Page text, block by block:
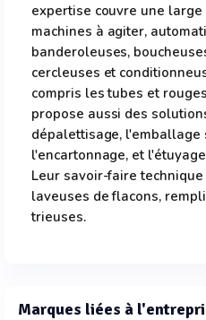
expertise couvre une
machines à agiter,
banderoleuses,
cercleuses et
compris les tubes et
propose aussi des
dépalettisage, l'emballage
l'encartonnage, et
Leur savoir-faire
laveuses de flacons,
trieuses.
Marques liées à